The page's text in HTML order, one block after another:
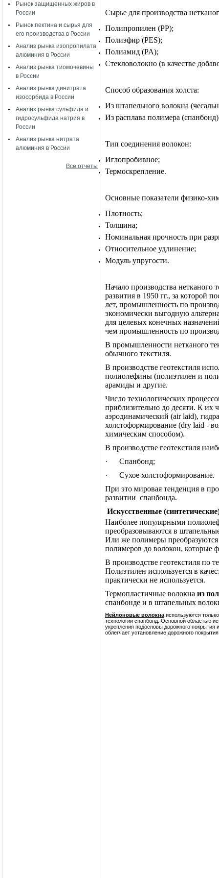
Рынок защищенных жиров в
России
Рынок пектина и сырья для
его производства в России
Анализ рынка изопропилата
алюминия в России
Анализ рынка тиомочевины
в России
Анализ рынка динитрата
изосорбида в России
Анализ рынка сульфида и
гидросульфида натрия в
России
Анализ рынка нитрата
алюминия в России
Все отчеты
Сырье для производства
Полипропилен (РР);
Полиэфир (PES);
Полиамид (PA);
Стекловолокно (в качестве
Способ образования холста:
Из штапельного волокна
Из расплава полимера
Тип соединения волокон:
Иглопробивное;
Термоскрепление.
Основные показатели физико-
Плотность;
Толщина;
Номинальная прочность при
Относительное удлинение;
Модуль упругости.
Начало производства нетканого
развития в 1950 гг., за которой
лет, промышленность по
экономически выгодную
для целевых конечных
чем промышленность по
В промышленности нетканого
обычного текстиля.
В производстве геотекстиля
полиолефины (полиэтилен и
арамиды и другие.
Число технологических
приблизительно до десяти. К их
аэродинамический (air laid),
холстоформирование (dry laid -
химическим способом).
В производстве геотекстиля
·
Спанбонд;
·
Сухое холстоформирование.
При это мировая тенденция в
развитии спанбонда.
Искусственные
Наиболее популярными
преобразовываются в
Или же полимеры
полимеров до волокон, которые
В производстве геотекстиля по
Полиэтилен используется в
практически не используется.
Термопластичные волокна из
спанбонде и в штапельных
Нейлоновые волокна используются
технологии спанбонд. Основной областью
укрепления подосновы дорожного
облегчает установление дорожного